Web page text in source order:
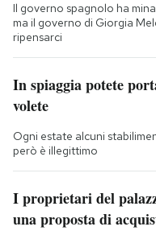
Il governo spagnolo ha
ma il governo di Giorgia
ripensarci
In spiaggia potete
volete
Ogni estate alcuni
però è illegittimo
I proprietari del
una proposta di